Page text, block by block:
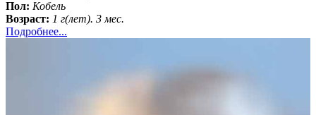
Пол: Кобель
Возраст: 1 г(лет). 3 мес.
Подробнее...